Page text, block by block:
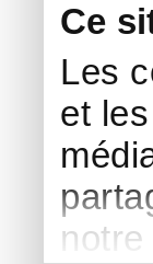
Ce
Les
et